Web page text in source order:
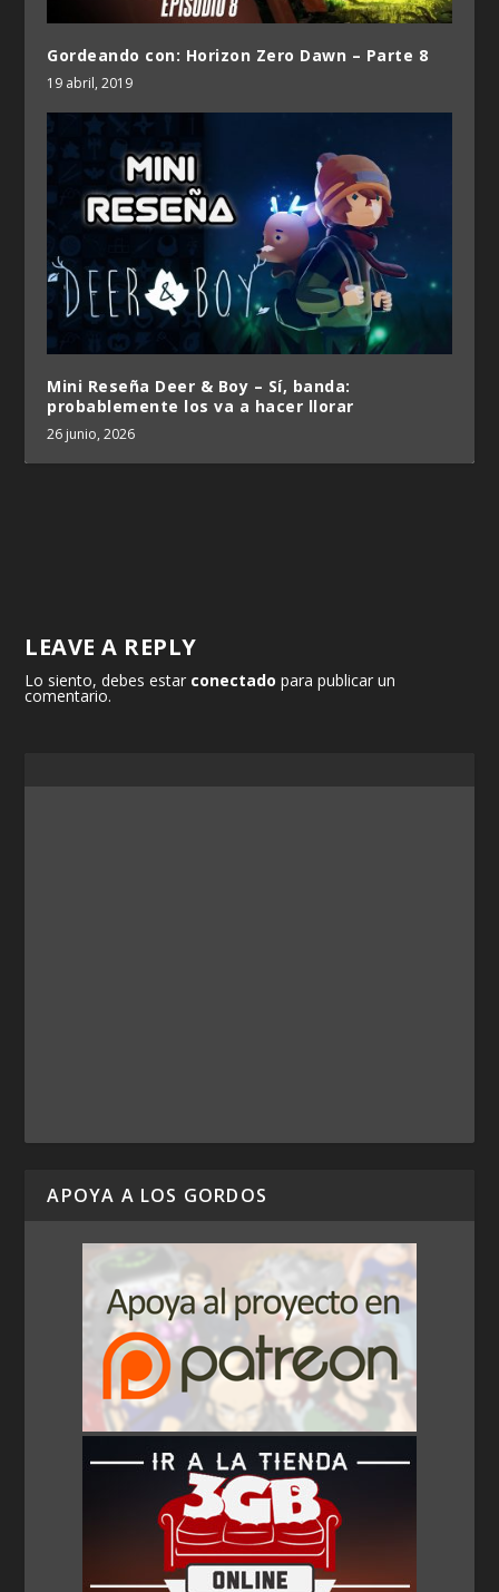
Gordeando con: Horizon Zero Dawn – Parte 8
19 abril, 2019
Mini Reseña Deer & Boy – Sí, banda:
probablemente los va a hacer llorar
26 junio, 2026
LEAVE A REPLY
Lo siento, debes estar conectado para publicar un
comentario.
APOYA A LOS GORDOS